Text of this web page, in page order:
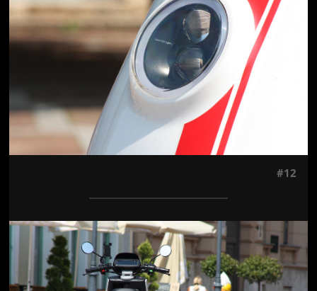
#12
Jön még kép!